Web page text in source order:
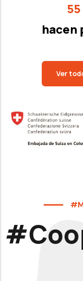
55
hacen
Ver